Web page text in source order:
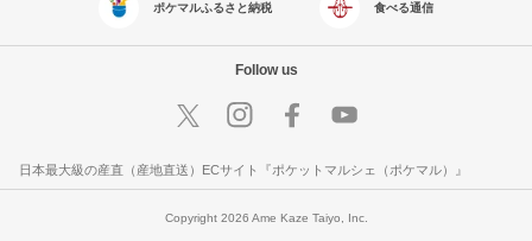
ポケマルふるさと納税 食べる通信
Follow us
日本最大級の産直（産地直送）ECサイト『ポケットマルシェ（ポケマル）』
Copyright 2026 Ame Kaze Taiyo, Inc.